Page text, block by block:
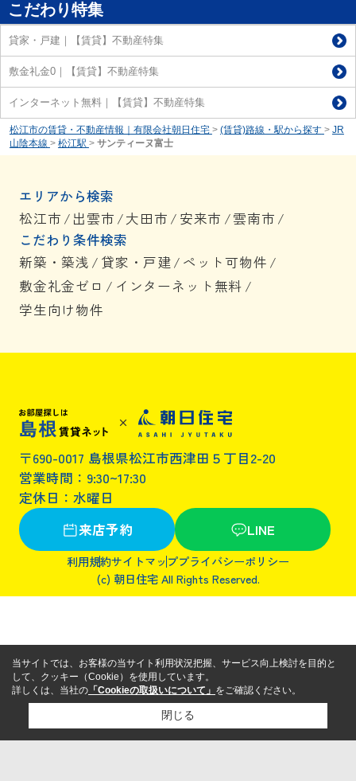
こだわり特集
貸家・戸建｜【賃貸】不動産特集
敷金礼金0｜【賃貸】不動産特集
インターネット無料｜【賃貸】不動産特集
松江市の賃貸・不動産情報｜有限会社朝日住宅 > (賃貸)路線・駅から探す > JR
山陰本線 > 松江駅 > サンティーヌ富士
エリアから検索
松江市 / 出雲市 /大田市 / 安来市 /雲南市 /
こだわり条件検索
新築・築浅 / 貸家・戸建/ ペット可物件 /
敷金礼金ゼロ / インターネット無料 /
学生向け物件
〒690-0017 島根県松江市西津田５丁目2-20
営業時間：9:30~17:30
定休日：水曜日
来店予約
LINE
利用規約サイトマッププライバシーポリシー
(c) 朝日住宅 All Rights Reserved.
当サイトでは、お客様の当サイト利用状況把握、サービス向上検討を目的と
して、クッキー（Cookie）を使用しています。
詳しくは、当社の 「Cookieの取扱いについて」 をご確認ください。
閉じる